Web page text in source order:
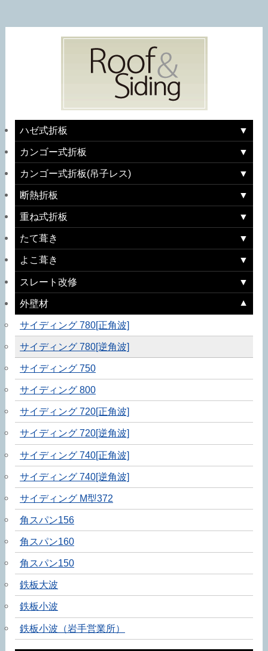
ハゼ式折板
カンゴー式折板
カンゴー式折板(吊子レス)
断熱折板
重ね式折板
たて葺き
よこ葺き
スレート改修
外壁材
サイディング 780[正角波]
サイディング 780[逆角波]
サイディング 750
サイディング 800
サイディング 720[正角波]
サイディング 720[逆角波]
サイディング 740[正角波]
サイディング 740[逆角波]
サイディング M型372
角スパン156
角スパン160
角スパン150
鉄板大波
鉄板小波
鉄板小波（岩手営業所）